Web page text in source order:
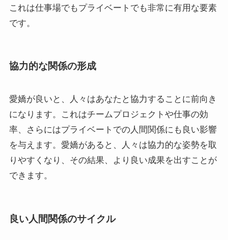
これは仕事場でもプライベートでも非常に有用な要素
です。
協力的な関係の形成
愛嬌が良いと、人々はあなたと協力することに前向き
になります。これはチームプロジェクトや仕事の効
率、さらにはプライベートでの人間関係にも良い影響
を与えます。愛嬌があると、人々は協力的な姿勢を取
りやすくなり、その結果、より良い成果を出すことが
できます。
良い人間関係のサイクル